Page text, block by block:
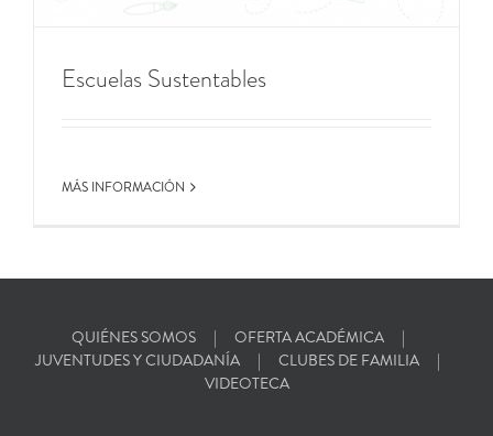
Escuelas Sustentables
MÁS INFORMACIÓN
QUIÉNES SOMOS
OFERTA ACADÉMICA
JUVENTUDES Y CIUDADANÍA
CLUBES DE FAMILIA
VIDEOTECA